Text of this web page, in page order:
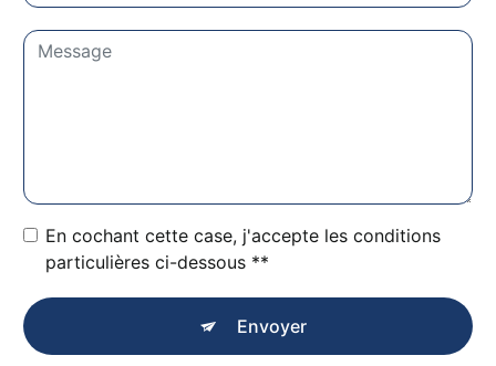
En cochant cette case, j'accepte les conditions
particulières ci-dessous **
Envoyer